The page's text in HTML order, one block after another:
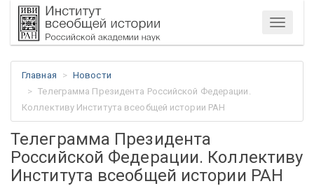
Меню
Главная
Новости
Телеграмма Президента Российской Федерации.
Коллективу Института всеобщей истории РАН
Телеграмма Президента
Российской Федерации. Коллективу
Института всеобщей истории РАН